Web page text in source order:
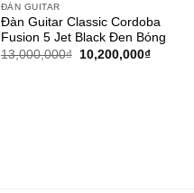
Add to
wishlist
ĐÀN GUITAR
Đàn Guitar Classic Cordoba
Fusion 5 Jet Black Đen Bóng
13,000,000₫ 10,200,000₫